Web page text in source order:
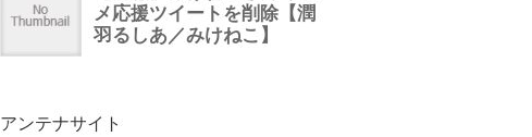
アンテナサイト